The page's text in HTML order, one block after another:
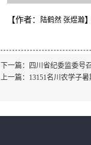
【作者： 陆鹤然 张煜瀚
下一篇：
四川省纪委监委号
上一篇： 13151名川农学子